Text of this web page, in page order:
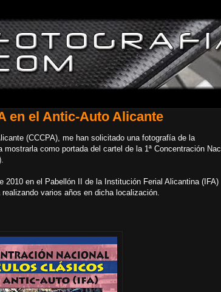
en el Antic-Auto Alicante
(CCCPA), me han solicitado una fotografía de la
como portada del cartel de la 1ª Concentración
2010 en el Pabellón II de la Institución Ferial Alicantina (IFA)
varios años en dicha localización.